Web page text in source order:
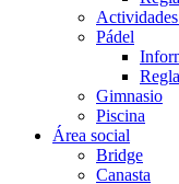
Pádel
Gimnasio
Piscina
Área social
Bridge
Canasta